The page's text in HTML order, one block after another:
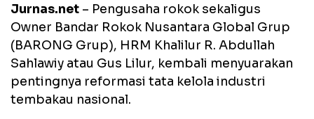
Jurnas.net – Pengusaha rokok sekaligus
Owner Bandar Rokok Nusantara Global Grup
(BARONG Grup), HRM Khalilur R. Abdullah
Sahlawiy atau Gus Lilur, kembali menyuarakan
pentingnya reformasi tata kelola industri
tembakau nasional.